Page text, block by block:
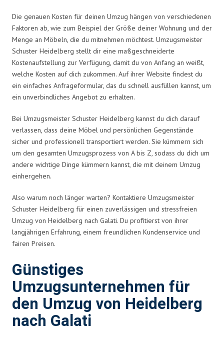
Die genauen Kosten für deinen Umzug hängen von verschiedenen
Faktoren ab, wie zum Beispiel der Größe deiner Wohnung und der
Menge an Möbeln, die du mitnehmen möchtest. Umzugsmeister
Schuster Heidelberg stellt dir eine maßgeschneiderte
Kostenaufstellung zur Verfügung, damit du von Anfang an weißt,
welche Kosten auf dich zukommen. Auf ihrer Website findest du
ein einfaches Anfrageformular, das du schnell ausfüllen kannst, um
ein unverbindliches Angebot zu erhalten.
Bei Umzugsmeister Schuster Heidelberg kannst du dich darauf
verlassen, dass deine Möbel und persönlichen Gegenstände
sicher und professionell transportiert werden. Sie kümmern sich
um den gesamten Umzugsprozess von A bis Z, sodass du dich um
andere wichtige Dinge kümmern kannst, die mit deinem Umzug
einhergehen.
Also warum noch länger warten? Kontaktiere Umzugsmeister
Schuster Heidelberg für einen zuverlässigen und stressfreien
Umzug von Heidelberg nach Galati. Du profitierst von ihrer
langjährigen Erfahrung, einem freundlichen Kundenservice und
fairen Preisen.
Günstiges
Umzugsunternehmen für
den Umzug von Heidelberg
nach Galati